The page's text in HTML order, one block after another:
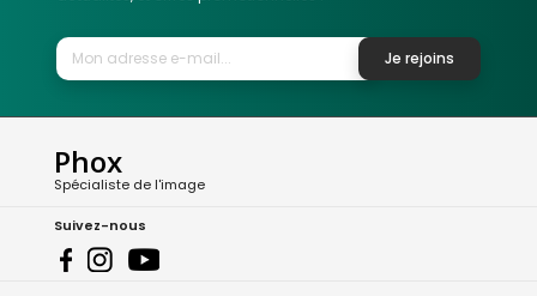
Je rejoins
Phox
Spécialiste de l'image
Suivez-nous